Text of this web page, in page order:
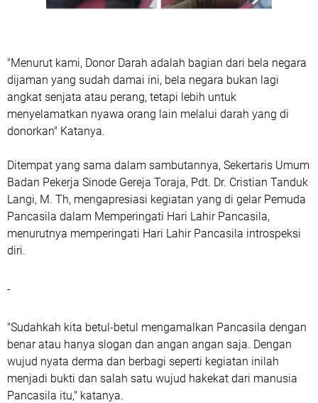
"Menurut kami, Donor Darah adalah bagian dari bela negara
dijaman yang sudah damai ini, bela negara bukan lagi
angkat senjata atau perang, tetapi lebih untuk
menyelamatkan nyawa orang lain melalui darah yang di
donorkan" Katanya.
Ditempat yang sama dalam sambutannya, Sekertaris Umum
Badan Pekerja Sinode Gereja Toraja, Pdt. Dr. Cristian Tanduk
Langi, M. Th, mengapresiasi kegiatan yang di gelar Pemuda
Pancasila dalam Memperingati Hari Lahir Pancasila,
menurutnya memperingati Hari Lahir Pancasila introspeksi
diri.
-
"Sudahkah kita betul-betul mengamalkan Pancasila dengan
benar atau hanya slogan dan angan angan saja. Dengan
wujud nyata derma dan berbagi seperti kegiatan inilah
menjadi bukti dan salah satu wujud hakekat dari manusia
Pancasila itu," katanya.